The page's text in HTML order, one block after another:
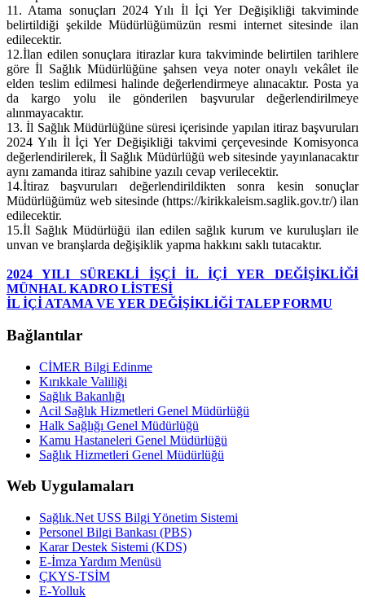
11. Atama sonuçları 2024 Yılı İl İçi Yer Değişikliği takviminde
belirtildiği şekilde Müdürlüğümüzün resmi internet sitesinde ilan
edilecektir.
12.İlan edilen sonuçlara itirazlar kura takviminde belirtilen tarihlere
göre İl Sağlık Müdürlüğüne şahsen veya noter onaylı vekâlet ile
elden teslim edilmesi halinde değerlendirmeye alınacaktır. Posta ya
da kargo yolu ile gönderilen başvurular değerlendirilmeye
alınmayacaktır.
13. İl Sağlık Müdürlüğüne süresi içerisinde yapılan itiraz başvuruları
2024 Yılı İl İçi Yer Değişikliği takvimi çerçevesinde Komisyonca
değerlendirilerek, İl Sağlık Müdürlüğü web sitesinde yayınlanacaktır
aynı zamanda itiraz sahibine yazılı cevap verilecektir.
14.İtiraz başvuruları değerlendirildikten sonra kesin sonuçlar
Müdürlüğümüz web sitesinde (https://kirikkaleism.saglik.gov.tr/) ilan
edilecektir.
15.İl Sağlık Müdürlüğü ilan edilen sağlık kurum ve kuruluşları ile
unvan ve branşlarda değişiklik yapma hakkını saklı tutacaktır.
2024 YILI SÜREKLİ İŞÇİ İL İÇİ YER DEĞİŞİKLİĞİ
MÜNHAL KADRO LİSTESİ
İL İÇİ ATAMA VE YER DEĞİŞİKLİĞİ TALEP FORMU
Bağlantılar
CİMER Bilgi Edinme
Kırıkkale Valiliği
Sağlık Bakanlığı
Acil Sağlık Hizmetleri Genel Müdürlüğü
Halk Sağlığı Genel Müdürlüğü
Kamu Hastaneleri Genel Müdürlüğü
Sağlık Hizmetleri Genel Müdürlüğü
Web Uygulamaları
Sağlık.Net USS Bilgi Yönetim Sistemi
Personel Bilgi Bankası (PBS)
Karar Destek Sistemi (KDS)
E-İmza Yardım Menüsü
ÇKYS-TSİM
E-Yolluk